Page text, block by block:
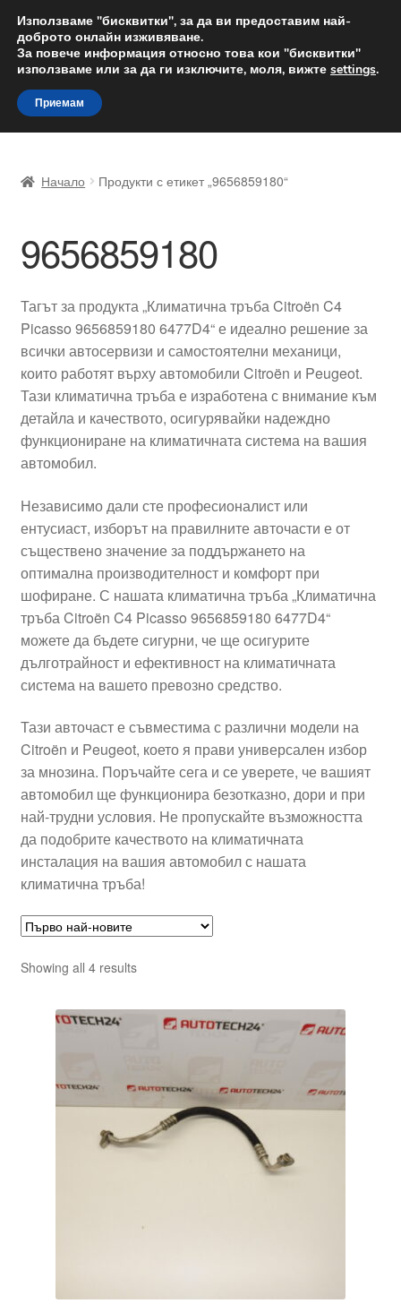
ДОСТАВКА от 12 лв.
Доставка по целия свят
Skip
to
navigation
Skip
to
content
Доставка по целия свят
Жалби
Количка
Контакт
Моята сметка
Политика за поверителност
Правила и условия
Процедура за рекламации
Разгледайте
Транспорт
Начало Продукти с етикет „9656859180“
9656859180
Тагът за продукта „Климатична тръба Citroën C4
Picasso 9656859180 6477D4“ е идеално решение за
всички автосервизи и самостоятелни механици,
които работят върху автомобили Citroën и Peugeot.
Тази климатична тръба е изработена с внимание към
детайла и качеството, осигурявайки надеждно
функциониране на климатичната система на вашия
автомобил.
Независимо дали сте професионалист или
ентусиаст, изборът на правилните авточасти е от
съществено значение за поддържането на
оптимална производителност и комфорт при
шофиране. С нашата климатична тръба „Климатична
тръба Citroën C4 Picasso 9656859180 6477D4“
можете да бъдете сигурни, че ще осигурите
дълготрайност и ефективност на климатичната
система на вашето превозно средство.
Тази авточаст е съвместима с различни модели на
Citroën и Peugeot, което я прави универсален избор
за мнозина. Поръчайте сега и се уверете, че вашият
автомобил ще функционира безотказно, дори и при
най-трудни условия. Не пропускайте възможността
да подобрите качеството на климатичната
инсталация на вашия автомобил с нашата
климатична тръба!
Showing all 4 resultsSorted
latest
Използваме "бисквитки", за да ви предоставим най-
доброто онлайн изживяване.
За повече информация относно това кои "бисквитки"
използваме или за да ги изключите, моля, вижте settings.
Приемам